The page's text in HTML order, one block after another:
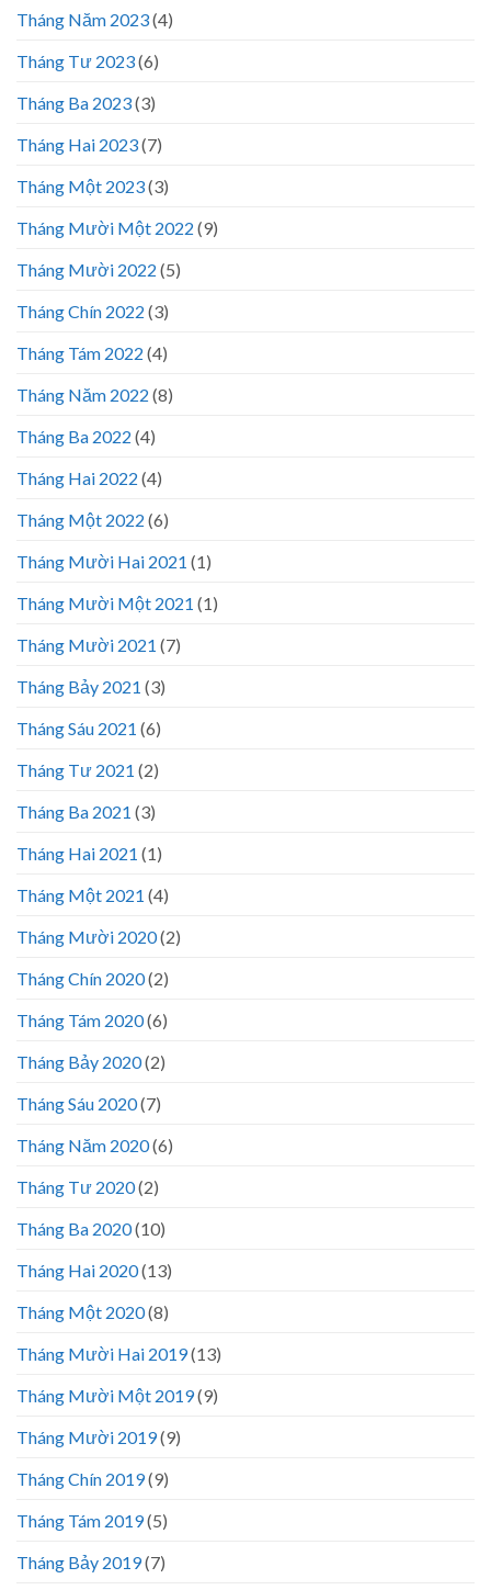
Tháng Năm 2023(4)
Tháng Tư 2023(6)
Tháng Ba 2023(3)
Tháng Hai 2023(7)
Tháng Một 2023(3)
Tháng Mười Một 2022 (9)
Tháng Mười 2022 (5)
Tháng Chín 2022 (3)
Tháng Tám 2022 (4)
Tháng Năm 2022 (8)
Tháng Ba 2022 (4)
Tháng Hai 2022 (4)
Tháng Một 2022 (6)
Tháng Mười Hai 2021 (1)
Tháng Mười Một 2021 (1)
Tháng Mười 2021 (7)
Tháng Bảy 2021 (3)
Tháng Sáu 2021 (6)
Tháng Tư 2021 (2)
Tháng Ba 2021 (3)
Tháng Hai 2021 (1)
Tháng Một 2021 (4)
Tháng Mười 2020(2)
Tháng Chín 2020(2)
Tháng Tám 2020(6)
Tháng Bảy 2020(2)
Tháng Sáu 2020(7)
Tháng Năm 2020(6)
Tháng Tư 2020(2)
Tháng Ba 2020(10)
Tháng Hai 2020(13)
Tháng Một 2020(8)
Tháng Mười Hai 2019(13)
Tháng Mười Một 2019(9)
Tháng Mười 2019(9)
Tháng Chín 2019(9)
Tháng Tám 2019(5)
Tháng Bảy 2019(7)